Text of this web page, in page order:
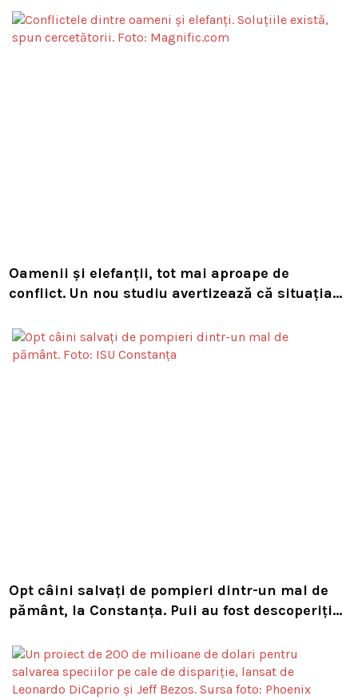
Oamenii și elefanții, tot mai aproape de
conflict. Un nou studiu avertizează că situația
secolului
Opt câini salvați de pompieri dintr-un mal de
pământ, la Constanța. Puii au fost descoperiți